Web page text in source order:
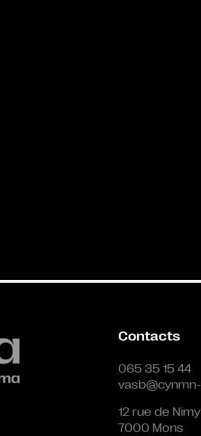
Contacts
065 35 15 44
12 rue de Nimy
7000 Mons